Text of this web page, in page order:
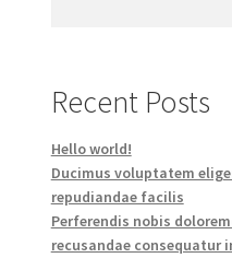
Recent Posts
Hello world!
Ducimus voluptatem
repudiandae facilis
Perferendis nobis
recusandae consequatur